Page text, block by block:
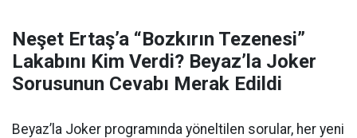
Neşet Ertaş’a “Bozkırın Tezenesi”
Lakabını Kim Verdi? Beyaz’la Joker
Sorusunun Cevabı Merak Edildi
Beyaz’la Joker programında yöneltilen sorular, her yeni